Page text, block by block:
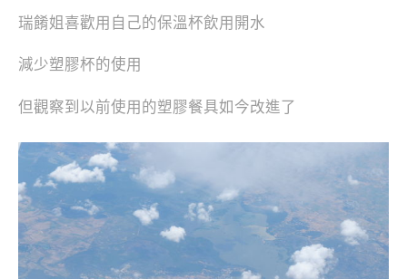
瑞餚姐喜歡用自己的保溫杯飲用開水
減少塑膠杯的使用
但觀察到以前使用的塑膠餐具如今改進了